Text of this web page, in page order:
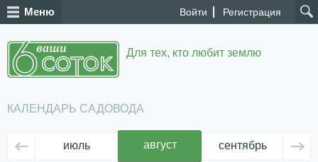
Войти Регистрация
Меню
Для тех, кто любит землю
КАЛЕНДАРЬ САДОВОДА
июль август сентябрь